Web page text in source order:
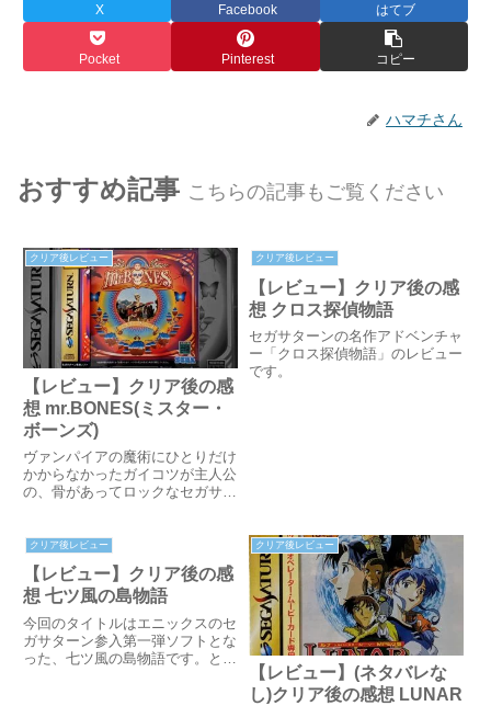
X Facebook はてブ
Pocket Pinterest コピー
ハマチさん
おすすめ記事 こちらの記事もご覧ください
クリア後レビュー
【レビュー】クリア後の感
想 mr.BONES(ミスター・
ボーンズ)
ヴァンパイアの魔術にひとりだけ
かからなかったガイコツが主人公
の、骨があってロックなセガサタ
のレビューです。
クリア後レビュー
【レビュー】クリア後の感
想 クロス探偵物語
セガサターンの名作アドベンチャ
ー「クロス探偵物語」のレビュー
です。
クリア後レビュー
【レビュー】クリア後の感
想 七ツ風の島物語
今回のタイトルはエニックスのセ
ガサターン参入第一弾ソフトとな
った、七ツ風の島物語です。とは
クリア後レビュー
【レビュー】(ネタバレな
し)クリア後の感想 LUNAR